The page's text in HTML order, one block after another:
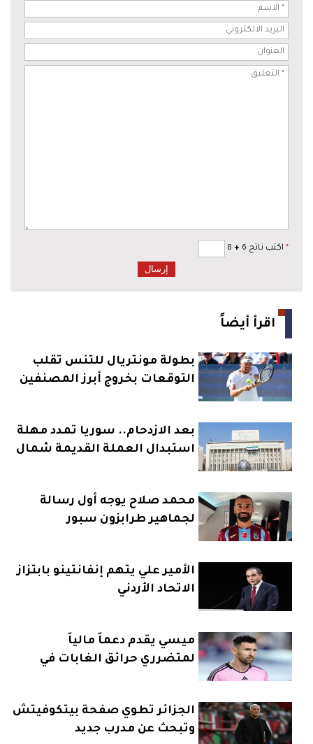
* اكتب ناتج 6 +
اقرأ أيضاً
بطولة مونتريال للتنس تقلب
التوقعات بخروج أبرز المصنفين
بعد الازدحام.. سوريا تمدد مهلة
استبدال العملة القديمة شمال
محمد صلاح يوجه أول رسالة
لجماهير طرابزون سبور
الأمير علي يتهم إنفانتينو بابتزاز
الاتحاد الأردني
ميسي يقدم دعماً مالياً
لمتضرري حرائق الغابات في
الجزائر تطوي صفحة بيتكوفيتش
وتبحث عن مدرب جديد